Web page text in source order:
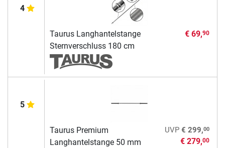
4
Taurus Langhantelstange
Sternverschluss 180 cm
€ 69,90
5
Taurus Premium
Langhantelstange 50 mm
UVP € 299,00
€ 279,00